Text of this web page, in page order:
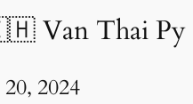
Van Thai Py
2024